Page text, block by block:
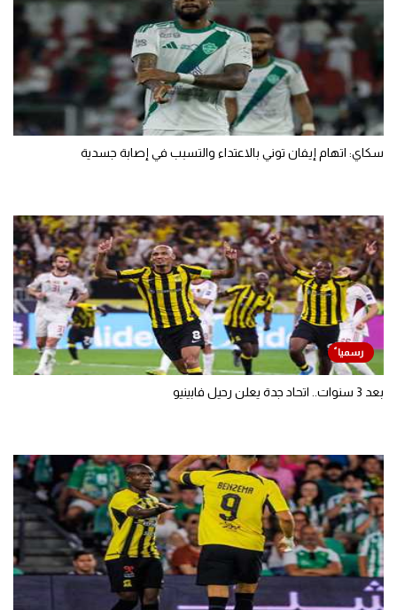
سكاي: اتهام إيفان توني بالاعتداء والتسبب في إصابة جسدية
بعد 3 سنوات.. اتحاد جدة يعلن رحيل فابينيو